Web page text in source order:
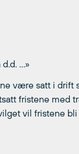
…»
være satt i drift
fristene med
vil fristene